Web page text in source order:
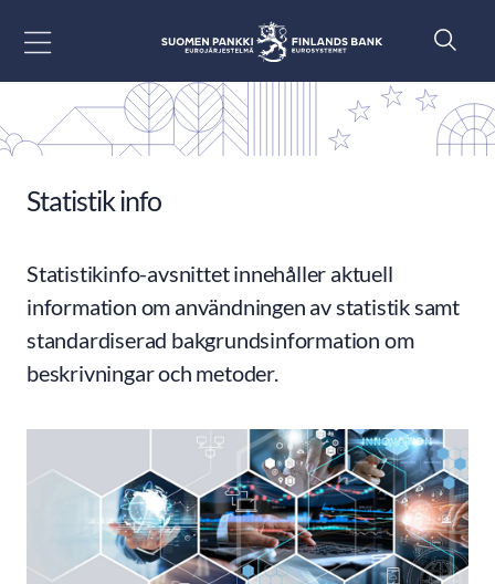
Statistik info
Statistikinfo-avsnittet innehåller aktuell
information om användningen av statistik samt
standardiserad bakgrundsinformation om
beskrivningar och metoder.